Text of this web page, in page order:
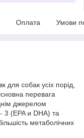
Оплата Умови
для собак усіх порід,
перевага
джерелом
3 (EPA и DHA) та
метаболічних